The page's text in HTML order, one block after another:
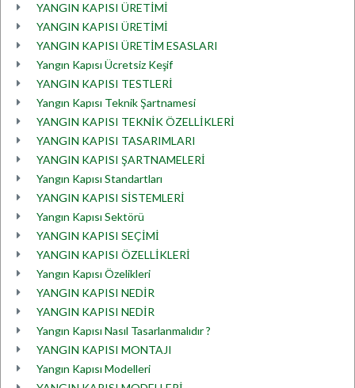
YANGIN KAPISI ÜRETİMİ
YANGIN KAPISI ÜRETİMİ
YANGIN KAPISI ÜRETİM ESASLARI
Yangın Kapısı Ücretsiz Keşif
YANGIN KAPISI TESTLERİ
Yangın Kapısı Teknik Şartnamesi
YANGIN KAPISI TEKNİK ÖZELLİKLERİ
YANGIN KAPISI TASARIMLARI
YANGIN KAPISI ŞARTNAMELERİ
Yangın Kapısı Standartları
YANGIN KAPISI SİSTEMLERİ
Yangın Kapısı Sektörü
YANGIN KAPISI SEÇİMİ
YANGIN KAPISI ÖZELLİKLERİ
Yangın Kapısı Özelikleri
YANGIN KAPISI NEDİR
YANGIN KAPISI NEDİR
Yangın Kapısı Nasıl Tasarlanmalıdır ?
YANGIN KAPISI MONTAJI
Yangın Kapısı Modelleri